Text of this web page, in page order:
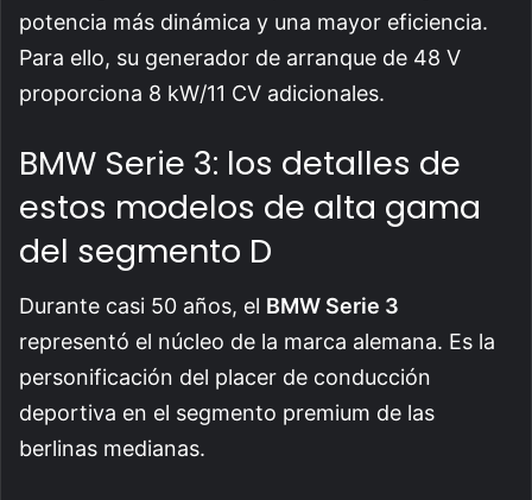
potencia más dinámica y una mayor eficiencia.
Para ello, su generador de arranque de 48 V
proporciona 8 kW/11 CV adicionales.
BMW Serie 3: los detalles de
estos modelos de alta gama
del segmento D
Durante casi 50 años, el BMW Serie 3
representó el núcleo de la marca alemana. Es la
personificación del placer de conducción
deportiva en el segmento premium de las
berlinas medianas.